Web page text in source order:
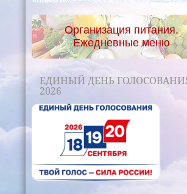
Организация питания.
Ежедневные меню
ЕДИНЫЙ ДЕНЬ ГОЛОСОВАНИЯ
2026